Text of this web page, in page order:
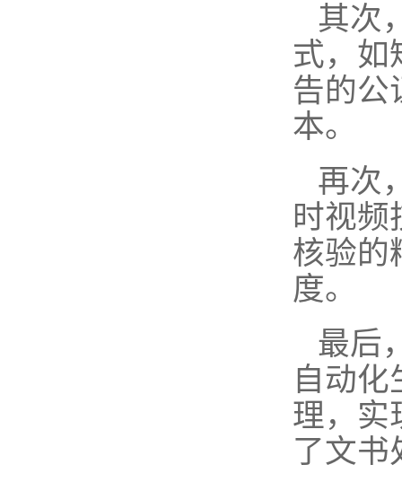
其次
式，如
告的公
本。
再次
时视频
核验的
度。
最后
自动
理，实
了文书